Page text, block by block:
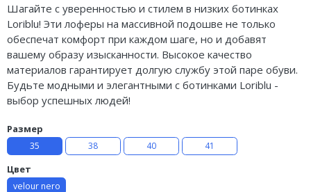
Шагайте с уверенностью и стилем в низких ботинках
Loriblu! Эти лоферы на массивной подошве не только
обеспечат комфорт при каждом шаге, но и добавят
вашему образу изысканности. Высокое качество
материалов гарантирует долгую службу этой паре обуви.
Будьте модными и элегантными с ботинками Loriblu -
выбор успешных людей!
Размер
35 38 40 41
Цвет
velour nero